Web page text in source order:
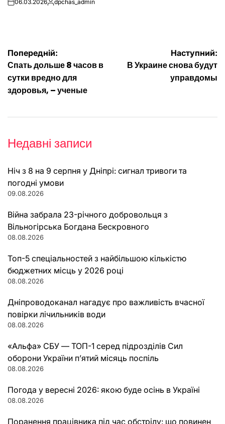
on06.03.2026Опубліковано
dpchas_admin
Навігація
записів
Попередній:
Спать дольше 8 часов в
сутки вредно для
здоровья, – ученые
Наступний:
В Украине снова будут
управдомы
Недавні записи
Ніч з 8 на 9 серпня у Дніпрі: сигнал тривоги та
погодні умови
09.08.2026
Війна забрала 23-річного добровольця з
Вільногірська Богдана Бескровного
08.08.2026
Топ-5 спеціальностей з найбільшою кількістю
бюджетних місць у 2026 році
08.08.2026
Дніпроводоканал нагадує про важливість вчасної
повірки лічильників води
08.08.2026
«Альфа» СБУ — ТОП-1 серед підрозділів Сил
оборони України п’ятий місяць поспіль
08.08.2026
Погода у вересні 2026: якою буде осінь в Україні
08.08.2026
Поранення працівника під час обстрілу: що повинен